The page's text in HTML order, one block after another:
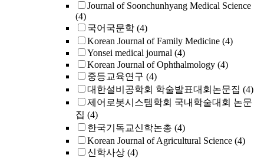
Journal of Soonchunhyang Medical Science
(4)
국어국문학 (4)
Korean Journal of Family Medicine (4)
Yonsei medical journal (4)
Korean Journal of Ophthalmology (4)
중등교육연구 (4)
대한설비공학회 학술발표대회논문집 (4)
제어로봇시스템학회 국내학술대회 논문
집 (4)
한국기독교신학논총 (4)
Korean Journal of Agricultural Science (4)
신학사상 (4)